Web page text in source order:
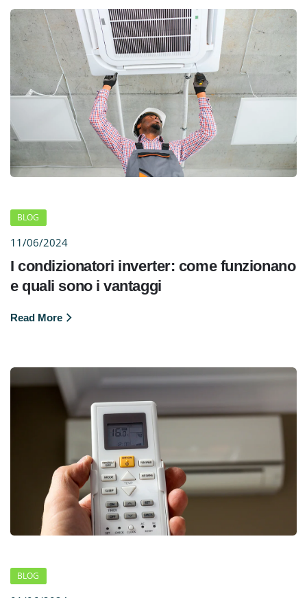
BLOG
11/06/2024
I condizionatori inverter: come funzionano
e quali sono i vantaggi
Read More
BLOG